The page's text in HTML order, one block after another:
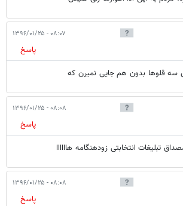
۰۸:۰۷ - ۱۳۹۶/۰۱/۲۵
پاسخ
سه قلوها بدون هم جایی نمیرن که
۰۸:۰۸ - ۱۳۹۶/۰۱/۲۵
پاسخ
تبلیغات انتخابتی زودهنگامه هاااااا
۰۸:۰۸ - ۱۳۹۶/۰۱/۲۵
پاسخ